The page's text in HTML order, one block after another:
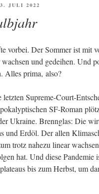
JULI 2022
vor­bei. Der Som­mer ist mit
und gedei­hen. Und
Alles pri­ma, also?
Supre­me-Court-
SF-Roman
Ukrai­ne. Brenn­glas: Die
und Erd­öl. Der allen
trotz nahe­zu line­ar
hat. Und die­se Pan­de­mie
bis zum Herbst, um